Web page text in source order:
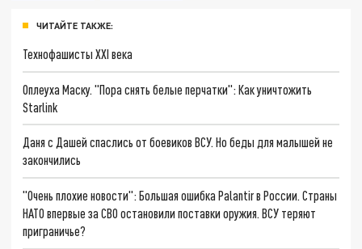
ЧИТАЙТЕ ТАКЖЕ:
Технофашисты XXI века
Оплеуха Маску. "Пора снять белые перчатки": Как уничтожить
Starlink
Даня с Дашей спаслись от боевиков ВСУ. Но беды для малышей не
закончились
"Очень плохие новости": Большая ошибка Palantir в России. Страны
НАТО впервые за СВО остановили поставки оружия. ВСУ теряют
приграничье?